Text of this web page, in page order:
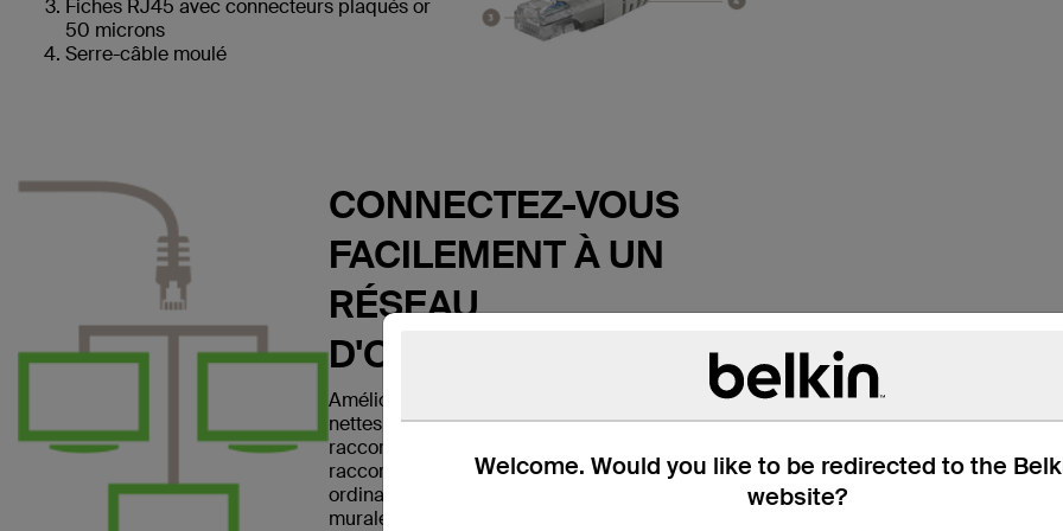
Welcome. Would you like to be redirected to the
website?
Fiches RJ45 avec connecteurs plaqués or
50 microns
Serre-câble moulé
CONNECTEZ-VOUS
FACILEMENT À UN
RÉSEAU
D'ORDINATEURS
Améliorez votre réseau et profitez de transmissions
nettes et claires avec le câble Belkin de
raccordement Ethernet CAT6. Ce câble de
raccordement vous permet de connecter un
ordinateur portable ou de bureau à une prise
murale, un modem, un routeur ou un autre